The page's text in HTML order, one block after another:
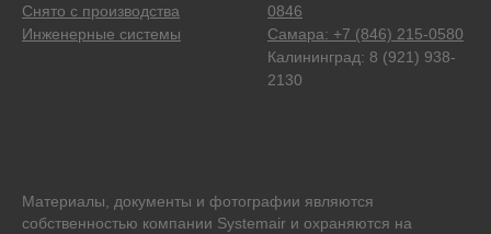
Снято с производства
Инженерные системы
0846
Самара: +7 (846) 215-0580
Калининград: 8 (921) 938-
2130
Материалы, документы и фотографии являются
собственностью компании Systemair и охраняются на